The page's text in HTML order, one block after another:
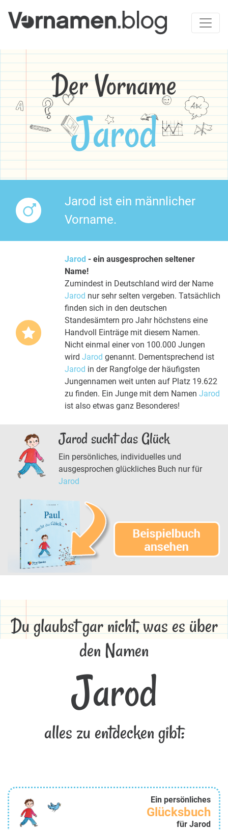
Der Vorname
Jarod
Jarod ist ein männlicher
Vorname.
Jarod - ein ausgesprochen seltener
Name!
Zumindest in Deutschland wird der Name
Jarod nur sehr selten vergeben. Tatsächlich
finden sich in den deutschen
Standesämtern pro Jahr höchstens eine
Handvoll Einträge mit diesem Namen.
Nicht einmal einer von 100.000 Jungen
wird Jarod genannt. Dementsprechend ist
Jarod in der Rangfolge der häufigsten
Jungennamen weit unten auf Platz 19.622
zu finden. Ein Junge mit dem Namen Jarod
ist also etwas ganz Besonderes!
Jarod sucht das Glück
Ein persönliches, individuelles und
ausgesprochen glückliches Buch nur für
Jarod
Du glaubst gar nicht, was es über
den Namen
Jarod
alles zu entdecken gibt:
Ein persönliches
Glücksbuch
für Jarod